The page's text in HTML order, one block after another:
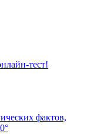
тест!
фактов,